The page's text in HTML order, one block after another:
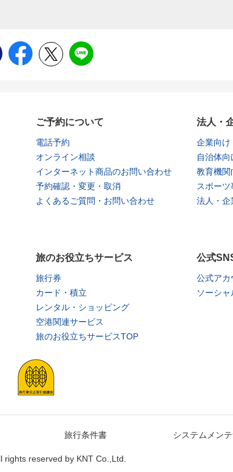
ご予約について
電話予約
オンライン相談
インターネット商品のお問い合わせ
予約確認・変更・取消
よくあるご質問・お問い合わせ
法人・
企業向け
自治体向
教育機関
スポーツ
法人・企
旅のお役立ちサービス
旅行券
カード・積立
レンタル・ショッピング
空港関連サービス
旅のお役立ちサービスTOP
公式
公式アカ
ソーシ
旅行条件書 システムメン
rights reserved by KNT Co.,Ltd.